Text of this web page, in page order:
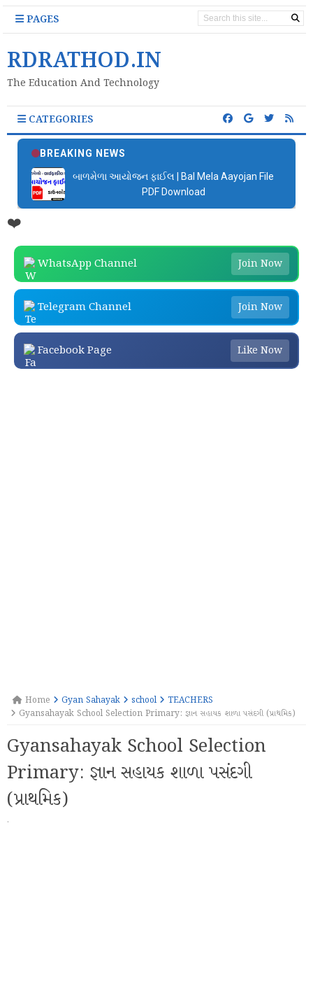
PAGES
RDRATHOD.IN
The Education And Technology
CATEGORIES
BREAKING NEWS
બાળમેળા આયોજન ફાઈલ | Bal Mela Aayojan File
PDF Download
❤️
WhatsApp Channel Join Now
Telegram Channel Join Now
Facebook Page Like Now
Home Gyan Sahayak school
TEACHERS
Gyansahayak School Selection Primary: જ્ઞાન સહાયક શાળા પસંદગી (પ્રાથમિક)
Gyansahayak School Selection
Primary: જ્ઞાન સહાયક શાળા પસંદગી
(પ્રાથમિક)
·